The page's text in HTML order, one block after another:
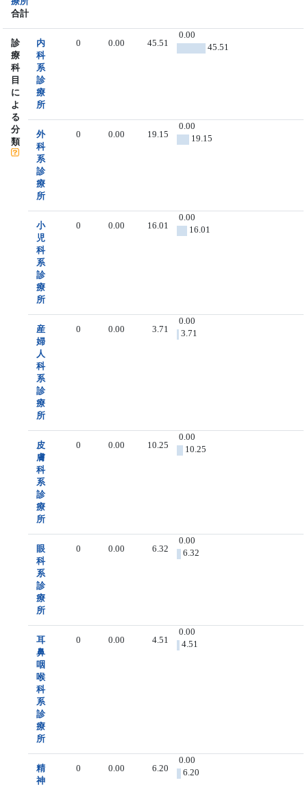
合計
診
療
科
目
に
よ
る
分
類
内
科
系
診
療
所
0 0.00 45.51
0.00
45.51
外
科
系
診
療
所
0 0.00 19.15
0.00
19.15
小
児
科
系
診
療
所
0 0.00 16.01
0.00
16.01
産
婦
人
科
系
診
療
所
0 0.00 3.71
0.00
3.71
皮
膚
科
系
診
療
所
0 0.00 10.25
0.00
10.25
眼
科
系
診
療
所
0 0.00 6.32
0.00
6.32
耳
鼻
咽
喉
科
系
診
療
所
0 0.00 4.51
0.00
4.51
精
神
0 0.00 6.20
0.00
6.20